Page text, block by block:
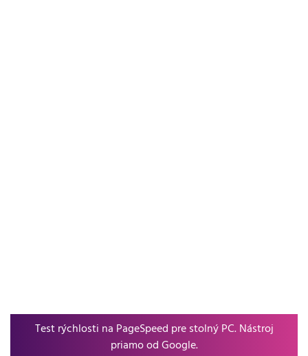
Test rýchlosti na PageSpeed pre stolný PC. Nástroj
priamo od Google.